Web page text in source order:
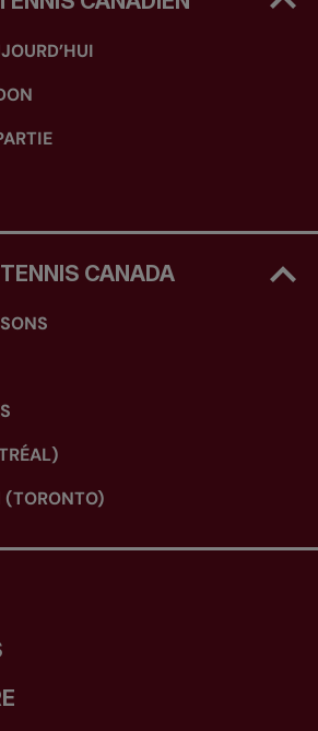
CANADA
(TORONTO)